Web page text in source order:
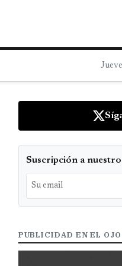
Suscripción a
PUBLICIDAD EN EL